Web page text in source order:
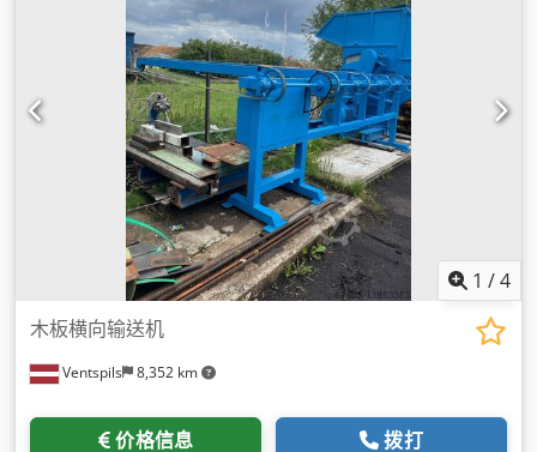
1 /4
Ventspils 8,352 km
木板横向输送机
价格信息 拨打